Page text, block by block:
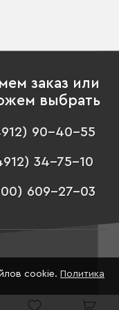
заказ или
выбрать
90-40-55
34-75-10
609-27-03
cookie. Политика